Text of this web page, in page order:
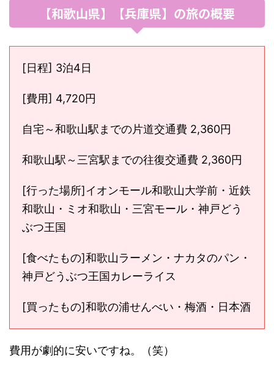
【和歌山県】【兵庫県】の旅の概要
[日程] 3泊4日
[費用] 4,720円
自宅～和歌山駅までの片道交通費 2,360円
和歌山駅～三宮駅までの往復交通費 2,360円
[行った場所]イオンモール和歌山大学前・近鉄
和歌山・ミオ和歌山・三宮モール・神戸どう
ぶつ王国
[食べたもの]和歌山ラーメン・ナカタのパン・
神戸どうぶつ王国カレーライス
[買ったもの]和歌の浦せんべい・梅酒・日本酒
費用が劇的に安いですね。（笑）